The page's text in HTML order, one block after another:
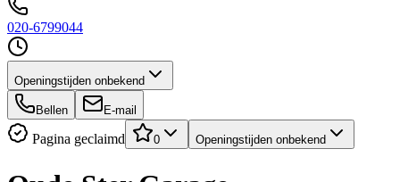
020-6799044
Openingstijden onbekend
Bellen E-mail
Pagina geclaimd 0 Openingstijden onbekend